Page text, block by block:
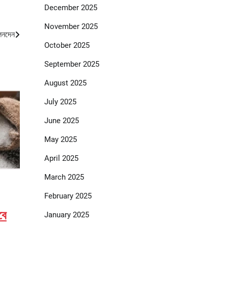
December 2025
November 2025
October 2025
September 2025
August 2025
July 2025
June 2025
May 2025
April 2025
March 2025
February 2025
January 2025